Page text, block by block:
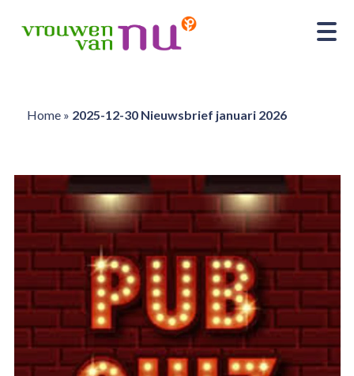
Home» 2025-12-30 Nieuwsbrief januari 2026